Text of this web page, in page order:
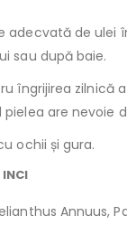
adecvată de ulei
sau după baie.
îngrijirea zilnică
are nevoie
ochii și gura.
Annuus,